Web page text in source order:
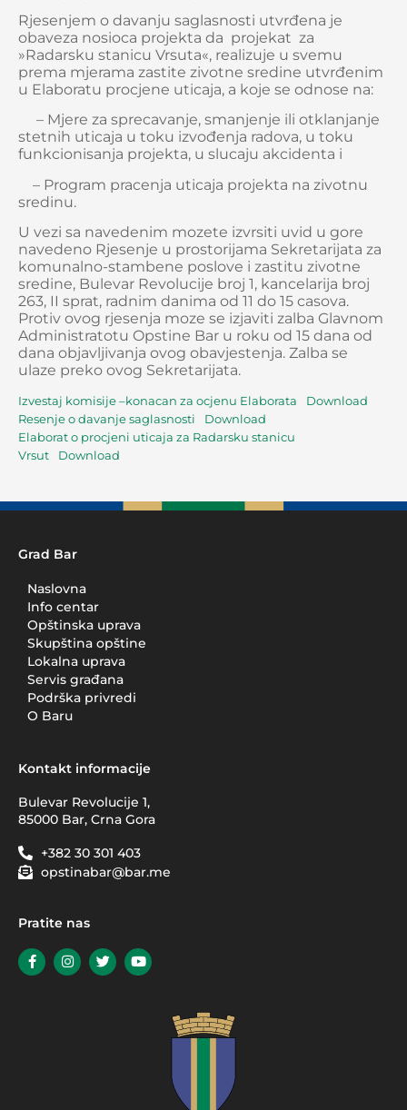
Rjesenjem o davanju saglasnosti utvrđena je
obaveza nosioca projekta da projekat za
»Radarsku stanicu Vrsuta«, realizuje u svemu
prema mjerama zastite zivotne sredine utvrđenim
u Elaboratu procjene uticaja, a koje se odnose na:
– Mjere za sprecavanje, smanjenje ili otklanjanje
stetnih uticaja u toku izvođenja radova, u toku
funkcionisanja projekta, u slucaju akcidenta i
– Program pracenja uticaja projekta na zivotnu
sredinu.
U vezi sa navedenim mozete izvrsiti uvid u gore
navedeno Rjesenje u prostorijama Sekretarijata za
komunalno-stambene poslove i zastitu zivotne
sredine, Bulevar Revolucije broj 1, kancelarija broj
263, II sprat, radnim danima od 11 do 15 casova.
Protiv ovog rjesenja moze se izjaviti zalba Glavnom
Administratotu Opstine Bar u roku od 15 dana od
dana objavljivanja ovog obavjestenja. Zalba se
ulaze preko ovog Sekretarijata.
Izvestaj komisije –konacan za ocjenu Elaborata
Download
Resenje o davanje saglasnosti
Download
Elaborat o procjeni uticaja za Radarsku stanicu
Vrsut
Download
Grad Bar
Naslovna
Info centar
Opštinska uprava
Skupština opštine
Lokalna uprava
Servis građana
Podrška privredi
O Baru
Kontakt informacije
Bulevar Revolucije 1,
85000 Bar, Crna Gora
+382 30 301 403
opstinabar@bar.me
Pratite nas